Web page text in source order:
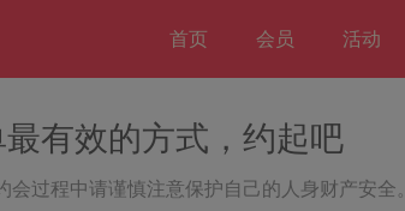
首页 会员 活动
最有效的方式，约起吧
会过程中请谨慎注意保护自己的人身财产安全。